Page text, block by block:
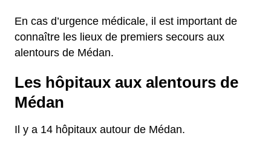
En cas d’urgence médicale, il est important de
connaître les lieux de premiers secours aux
alentours de Médan.
Les hôpitaux aux alentours de
Médan
Il y a 14 hôpitaux autour de Médan.